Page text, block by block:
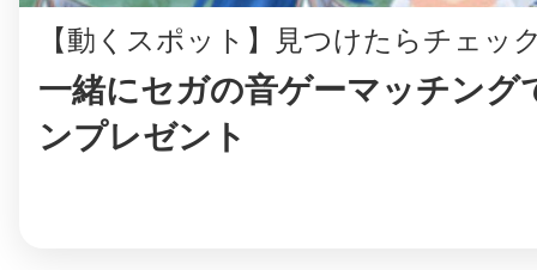
【動くスポット】見つけたらチェッ
一緒にセガの音ゲーマッチング
ンプレゼント
渋谷区